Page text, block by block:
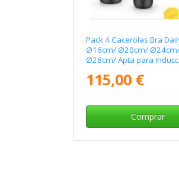
Pack 4 Cacerolas Bra
Ø16cm/ Ø20cm/
Ø28cm/ Apta para
115,00 €
Comprar